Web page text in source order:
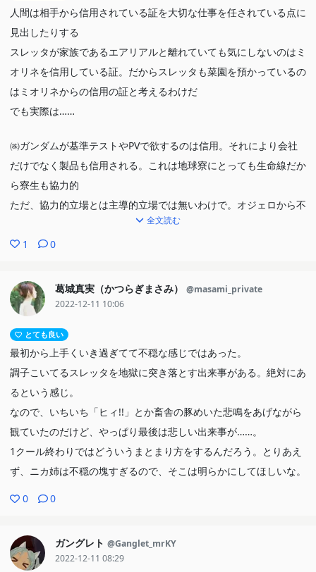
人間は相手から信用されている証を大切な仕事を任されている点に
見出したりする
スレッタが家族であるエアリアルと離れていても気にしないのはミ
オリネを信用している証。だからスレッタも菜園を預かっているの
はミオリネからの信用の証と考えるわけだ
でも実際は……
㈱ガンダムが基準テストやPVで欲するのは信用。それにより会社
だけでなく製品も信用される。これは地球寮にとっても生命線だか
ら寮生も協力的
ただ、協力的立場とは主導的立場では無いわけで。オジェロから不
満が出るのは当然。スレッタからは出ないのは自分は特別にミオリ
ネから信用されていると思っているから
一方のミオリネは会社経営が上々である為に別の意味で一杯一杯な
気が…
自分の実力を試す場を得て、父から褒められ…。自己実現は今が旬
な彼女にとって会社の重要度は上がり、スレッタの重要度は下がる
スレッタへの信用は変わらない。けどスレッタだけが状況逆転の鍵
だった時期は過ぎてしまった
本物エランから嫌な意味で信用されているエラン5号はいきなりス
レッタに会心の一撃をしたね
色仕掛けをするだけでなく、スレッタの中でミオリネへの信用を揺
らがした。そこにミオリネの雑な対応が重なれば状況は決したも同
ミオリネはデリングから「信用を軽視するな」と言われていた
全文読む
1 0
葛城真実（かつらぎまさみ）
@masami_private
2022-12-11 10:06
とても良い
最初から上手くいき過ぎてて不穏な感じではあった。
調子こいてるスレッタを地獄に突き落とす出来事がある。絶対にあ
るという感じ。
なので、いちいち「ヒィ!!」とか畜舎の豚めいた悲鳴をあげながら
観ていたのだけど、やっぱり最後は悲しい出来事が……。
1クール終わりではどういうまとまり方をするんだろう。とりあえ
ず、ニカ姉は不穏の塊すぎるので、そこは明らかにしてほしいな。
0 0
ガングレト @Ganglet_mrKY
2022-12-11 08:29